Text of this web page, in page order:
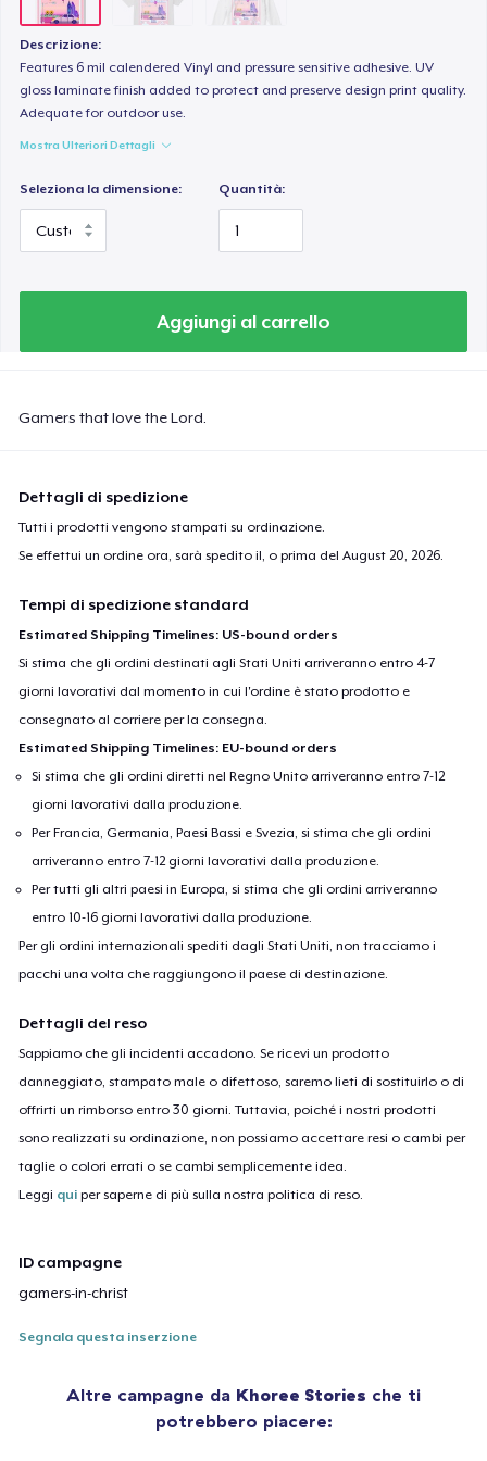
Descrizione:
Features 6 mil calendered Vinyl and pressure sensitive adhesive. UV
gloss laminate finish added to protect and preserve design print quality.
Adequate for outdoor use.
Mostra Ulteriori Dettagli
Seleziona la dimensione: Quantità:
Aggiungi al carrello
Gamers that love the Lord.
Dettagli di spedizione
Tutti i prodotti vengono stampati su ordinazione.
Se effettui un ordine ora, sarà spedito il, o prima delAugust 20, 2026.
Tempi di spedizione standard
Estimated Shipping Timelines: US-bound orders
Si stima che gli ordini destinati agli Stati Uniti arriveranno entro 4-7
giorni lavorativi dal momento in cui l'ordine è stato prodotto e
consegnato al corriere per la consegna.
Estimated Shipping Timelines: EU-bound orders
Si stima che gli ordini diretti nel Regno Unito arriveranno entro 7-12
giorni lavorativi dalla produzione.
Per Francia, Germania, Paesi Bassi e Svezia, si stima che gli ordini
arriveranno entro 7-12 giorni lavorativi dalla produzione.
Per tutti gli altri paesi in Europa, si stima che gli ordini arriveranno
entro 10-16 giorni lavorativi dalla produzione.
Per gli ordini internazionali spediti dagli Stati Uniti, non tracciamo i
pacchi una volta che raggiungono il paese di destinazione.
Dettagli del reso
Sappiamo che gli incidenti accadono. Se ricevi un prodotto
danneggiato, stampato male o difettoso, saremo lieti di sostituirlo o di
offrirti un rimborso entro 30 giorni. Tuttavia, poiché i nostri prodotti
sono realizzati su ordinazione, non possiamo accettare resi o cambi per
taglie o colori errati o se cambi semplicemente idea.
Leggi qui per saperne di più sulla nostra politica di reso.
ID campagne
gamers-in-christ
Segnala questa inserzione
Altre campagne da Khoree Stories che ti
potrebbero piacere: